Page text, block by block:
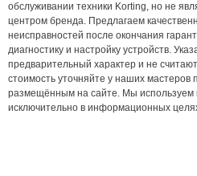
обслуживании техники Korting, но не
центром бренда. Предлагаем
неисправностей после окончания
диагностику и настройку устройств.
предварительный характер и не
стоимость уточняйте у наших
размещённым на сайте. Мы используем
исключительно в информационных